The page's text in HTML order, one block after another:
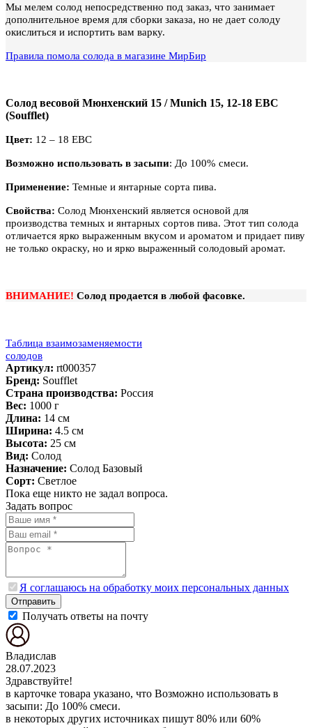
Мы мелем солод непосредственно под заказ, что занимает
дополнительное время для сборки заказа, но не дает солоду
окислиться и испортить вам варку.
Правила помола солода в магазине МирБир
Солод весовой Мюнхенский 15 / Munich 15, 12-18 EBC
(Soufflet)
Цвет: 12 – 18 EBC
Возможно использовать в засыпи: До 100% смеси.
Применение: Темные и янтарные сорта пива.
Свойства: Солод Мюнхенский является основой для
производства темных и янтарных сортов пива. Этот тип солода
отличается ярко выраженным вкусом и ароматом и придает пиву
не только окраску, но и ярко выраженный солодовый аромат.
ВНИМАНИЕ! Солод продается в любой фасовке.
Таблица взаимозаменяемости
солодов
Артикул: rt000357
Бренд: Soufflet
Страна производства: Россия
Вес: 1000 г
Длина: 14 см
Ширина: 4.5 см
Высота: 25 см
Вид: Солод
Назначение: Солод Базовый
Сорт: Светлое
Пока еще никто не задал вопроса.
Задать вопрос
Я соглашаюсь на обработку моих персональных данных
Отправить
Получать ответы на почту
Владислав
28.07.2023
Здравствуйте!
в карточке товара указано, что Возможно использовать в
засыпи: До 100% смеси.
в некоторых других источниках пишут 80% или 60%